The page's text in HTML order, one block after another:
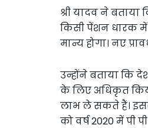
श्री यादव ने
किसी पेंशन धारक में
मान्य होगा। नए
उन्होंने बताया कि
के लिए अधिकृत
लाभ ले सकते हैं। इसके
को वर्ष 2020 में पी